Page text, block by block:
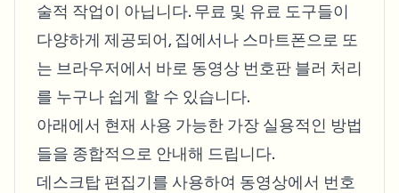
술적 작업이 아닙니다. 무료 및 유료 도구들이
다양하게 제공되어, 집에서나 스마트폰으로 또
는 브라우저에서 바로 동영상 번호판 블러 처리
를 누구나 쉽게 할 수 있습니다.
아래에서 현재 사용 가능한 가장 실용적인 방법
들을 종합적으로 안내해 드립니다.
데스크탑 편집기를 사용하여 동영상에서 번호